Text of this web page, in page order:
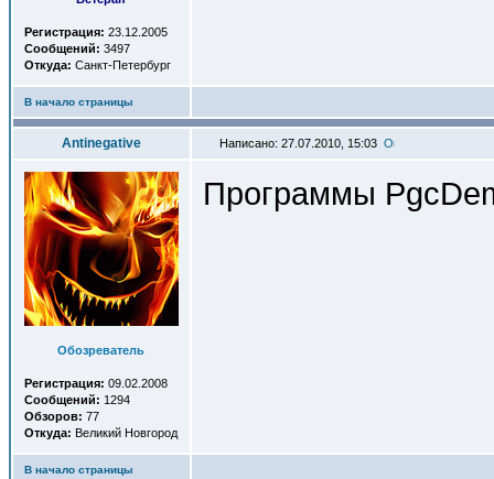
Регистрация: 23.12.2005
Сообщений: 3497
Откуда: Санкт-Петербург
В начало страницы
Antinegative Написано: 27.07.2010, 15:03
Обозреватель
Регистрация: 09.02.2008
Сообщений: 1294
Обзоров: 77
Откуда: Великий Новгород
Программы
В начало страницы